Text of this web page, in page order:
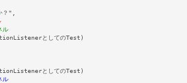
",
としてのTest)
としてのTest)